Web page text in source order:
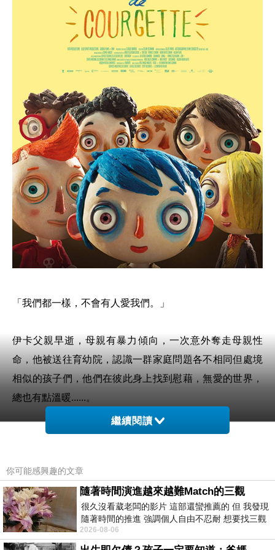
「我們都一樣，不會有人愛我們。」
伊卡父親早逝，母親有暴力傾向，一次意外奪走母親性
命，他被送往育幼院，認識一群家庭問題各不相同但處境
相似的孩子們，他們在彼此身上找到慰藉，無愛的世界，
總也有點溫暖......。
《酷瓜人生》開場，伊卡做了個風箏，上頭畫著超人圖
父親的思念，風箏上的超人圖案與綁住風箏的長線，或許
暗示伊卡(或其他育幼院孩子)「難以高飛」的生命困境
吧。
繼續閱讀
你可能感興趣的文章
隨著時間演進越來越難Match的三觀
很久沒看葳老闆的影片 這部還蠻推薦的 但 我發現
隨著時間的推進 強調個人自由不忍耐 想要找三觀
接近的不要說對象 連朋友都超
2026-08-06